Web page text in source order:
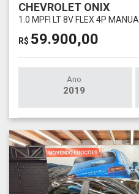
CHEVROLET ONIX
1.0 MPFI LT 8V FLEX 4P MANUAL
R$ 59.900,00
Ano
2019